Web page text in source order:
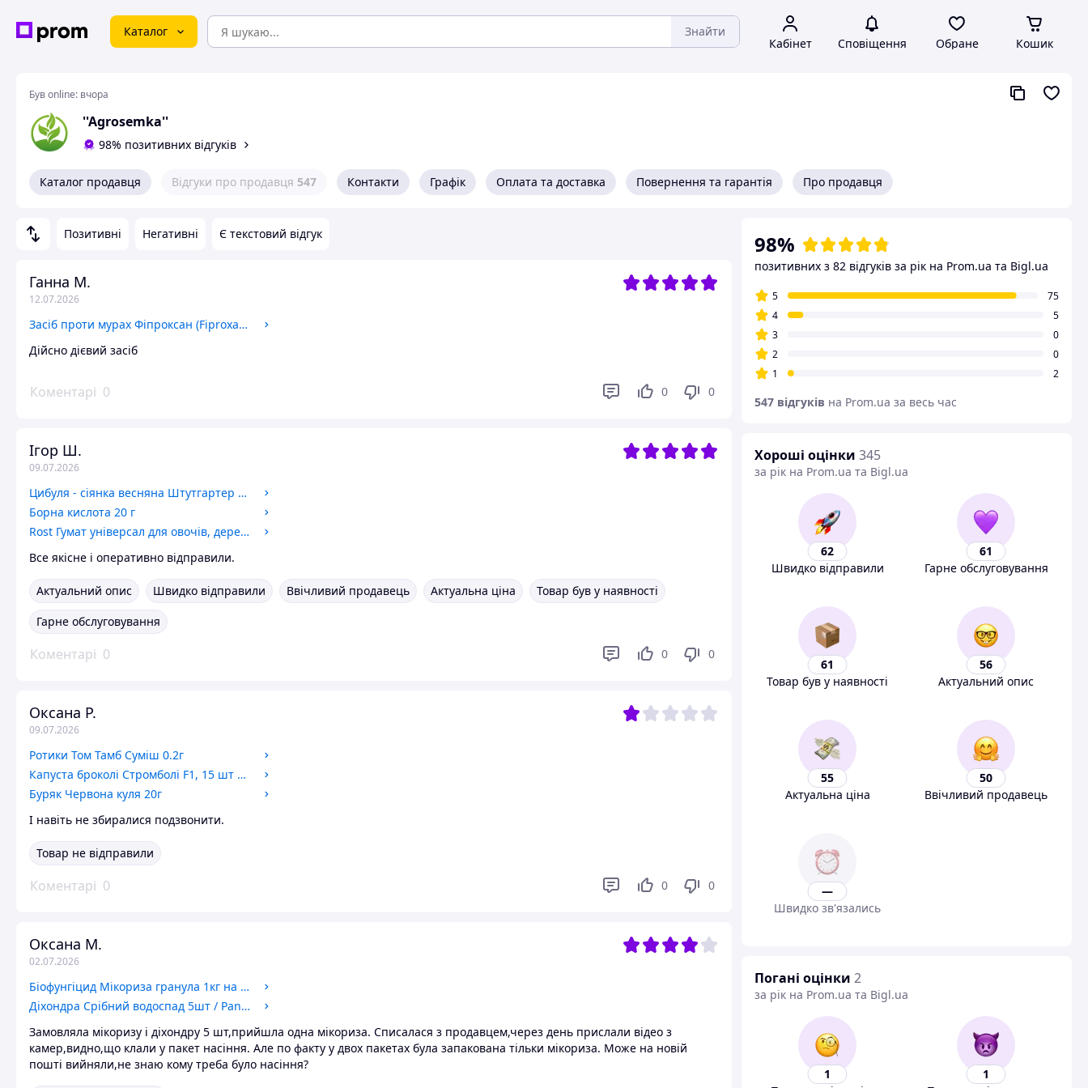
Каталог Знайти
Кабінет Сповіщення Обране Кошик
Був online: вчора
''Agrosemka''
98% позитивних відгуків
Каталог продавця Відгуки про продавця 547 Контакти Графік Оплата та доставка Повернення та гарантія Про продавця
Позитивні Негативні Є текстовий відгук
Ганна М.
12.07.2026
Засіб проти мурах Фіпроксан (Fiproxan) 250 грам Best Pest
Дійсно дієвий засіб
Коментарі 0 0 0
Ігор Ш.
09.07.2026
Цибуля - сіянка весняна Штутгартер Різен (Stuttgarter Riesen) / 1 кг
Борна кислота 20 г
Rost Гумат універсал для овочів, дерев та кущів 4 л
Все якісне і оперативно відправили.
Актуальний опис Швидко відправили Ввічливий продавець Актуальна ціна
Товар був у наявності
Гарне обслуговування
Коментарі 0 0 0
Оксана Р.
09.07.2026
Ротики Том Тамб Суміш 0.2г
Капуста броколі Стромболі F1, 15 шт Спектр сад / Hazera
Буряк Червона куля 20г
І навіть не збиралися подзвонити.
Товар не відправили
Коментарі 0 0 0
Оксана М.
02.07.2026
Біофунгіцид Мікориза гранула 1кг на вагу / Bionorma
Діхондра Срібний водоспад 5шт / PanAmerican
Замовляла мікоризу і діхондру 5 шт,прийшла одна мікориза. Списалася з продавцем,через день прислали відео з
камер,видно,що клали у пакет насіння. Але по факту у двох пакетах була запакована тільки мікориза. Може на новій
пошті вийняли,не знаю кому треба було насіння?
98%
позитивних з 82 відгуків за рік на Prom.ua та Bigl.ua
5
75
4
5
3
0
2
0
1
2
547 відгуків на Prom.ua за весь час
Хороші оцінки 345
за рік на Prom.ua та Bigl.ua
62
Швидко відправили
61
Гарне обслуговування
61
Товар був у наявності
56
Актуальний опис
55
Актуальна ціна
50
Ввічливий продавець
—
Швидко зв'язались
Погані оцінки 2
за рік на Prom.ua та Bigl.ua
1
1